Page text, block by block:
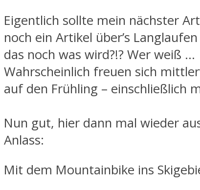
Eigentlich sollte mein nächster
noch ein Artikel über’s
das noch was wird?!? Wer weiß …
Wahrscheinlich freuen sich
auf den Frühling – einschließlich
Nun gut, hier dann mal wieder
Anlass:
Mit dem Mountainbike ins